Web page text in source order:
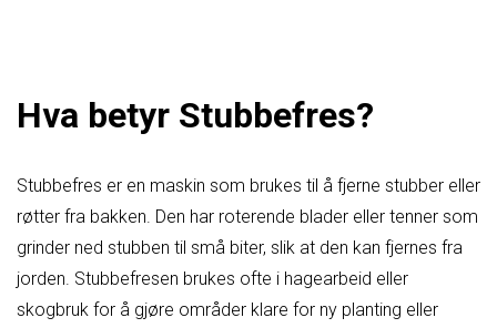
Hva betyr Stubbefres?
Stubbefres er en maskin som brukes til å fjerne stubber eller
røtter fra bakken. Den har roterende blader eller tenner som
grinder ned stubben til små biter, slik at den kan fjernes fra
jorden. Stubbefresen brukes ofte i hagearbeid eller
skogbruk for å gjøre områder klare for ny planting eller